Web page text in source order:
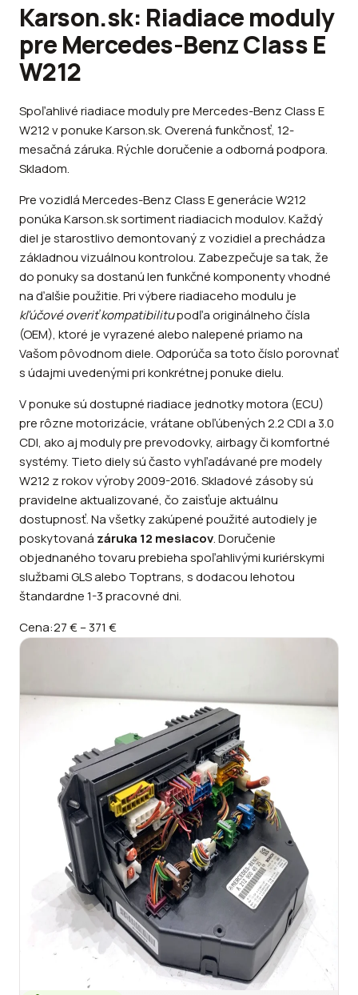
Karson.sk: Riadiace moduly
pre Mercedes-Benz Class E
W212
Spoľahlivé riadiace moduly pre Mercedes-Benz Class E
W212 v ponuke Karson.sk. Overená funkčnosť, 12-
mesačná záruka. Rýchle doručenie a odborná podpora.
Skladom.
Pre vozidlá Mercedes-Benz Class E generácie W212
ponúka Karson.sk sortiment riadiacich modulov. Každý
diel je starostlivo demontovaný z vozidiel a prechádza
základnou vizuálnou kontrolou. Zabezpečuje sa tak, že
do ponuky sa dostanú len funkčné komponenty vhodné
na ďalšie použitie. Pri výbere riadiaceho modulu je
kľúčové overiť kompatibilitupodľa originálneho čísla
(OEM), ktoré je vyrazené alebo nalepené priamo na
Vašom pôvodnom diele. Odporúča sa toto číslo porovnať
s údajmi uvedenými pri konkrétnej ponuke dielu.
V ponuke sú dostupné riadiace jednotky motora (ECU)
pre rôzne motorizácie, vrátane obľúbených 2.2 CDI a 3.0
CDI, ako aj moduly pre prevodovky, airbagy či komfortné
systémy. Tieto diely sú často vyhľadávané pre modely
W212 z rokov výroby 2009-2016. Skladové zásoby sú
pravidelne aktualizované, čo zaisťuje aktuálnu
dostupnosť. Na všetky zakúpené použité autodiely je
poskytovaná záruka 12 mesiacov. Doručenie
objednaného tovaru prebieha spoľahlivými kuriérskymi
službami GLS alebo Toptrans, s dodacou lehotou
štandardne 1-3 pracovné dni.
Cena:27 €–371 €